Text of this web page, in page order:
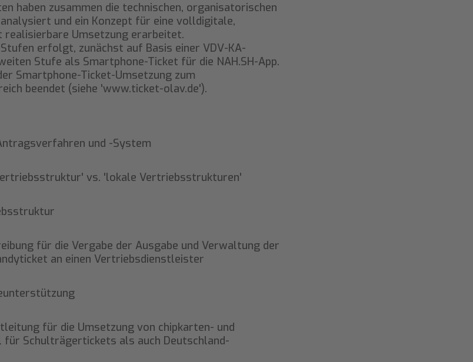
haben zusammen die technischen, organisatorischen
und ein Konzept für eine volldigitale,
Umsetzung erarbeitet.
erfolgt, zunächst auf Basis einer VDV-KA-
Stufe als Smartphone-Ticket für die NAH.SH-App.
Smartphone-Ticket-Umsetzung zum
beendet (siehe 'www.ticket-olav.de').
und -System
vs. 'lokale Vertriebsstrukturen'
für die Vergabe der Ausgabe und Verwaltung der
an einen Vertriebsdienstleister
für die Umsetzung von chipkarten- und
Schulträgertickets als auch Deutschland-